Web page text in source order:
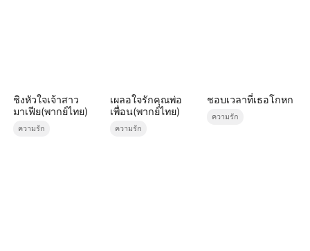
ชิงหัวใจเจ้าสาว
มาเฟีย(พากย์ไทย)
ความรัก
เผลอใจรักคุณพ่อ
เพื่อน(พากย์ไทย)
ความรัก
ชอบเวลาที่เธอโกหก
ความรัก